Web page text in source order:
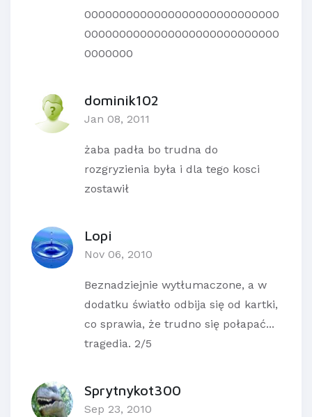
0000000000000000000000000000
0000000000000000000000000000
0000000
dominik102
Jan 08, 2011
żaba padła bo trudna do
rozgryzienia była i dla tego kosci
zostawił
Lopi
Nov 06, 2010
Beznadziejnie wytłumaczone, a w
dodatku światło odbija się od kartki,
co sprawia, że trudno się połapać...
tragedia. 2/5
Sprytnykot300
Sep 23, 2010